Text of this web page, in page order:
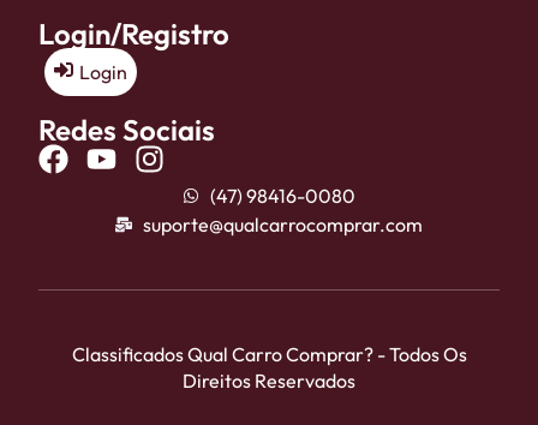
Login/Registro
Login
Redes Sociais
(47) 98416-0080
suporte@qualcarrocomprar.com
Classificados Qual Carro Comprar? - Todos Os
Direitos Reservados